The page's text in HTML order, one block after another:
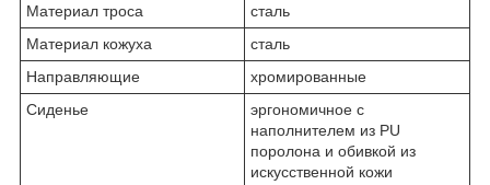
Материал троса
сталь
Материал кожуха
сталь
Направляющие
хромированные
Сиденье
эргономичное с
наполнителем из PU
поролона и обивкой из
искусственной кожи